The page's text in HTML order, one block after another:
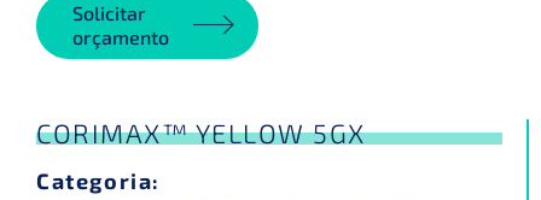
Solicitar
orçamento
CORIMAX™ YELLOW 5GX
Categoria: